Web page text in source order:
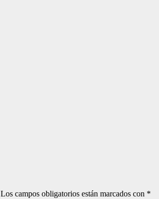
Los campos obligatorios están marcados con *